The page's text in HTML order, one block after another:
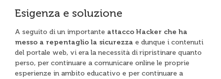
Esigenza e soluzione
A seguito di un importante attacco Hacker che ha
messo a repentaglio la sicurezza e dunque i contenuti
del portale web, vi era la necessità di ripristinare quanto
perso, per continuare a comunicare online le proprie
esperienze in ambito educativo e per continuare a